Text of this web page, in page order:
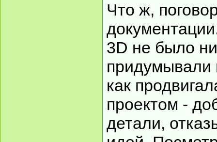
Что ж,
3D не было
придумывали
как
проектом -
детали,